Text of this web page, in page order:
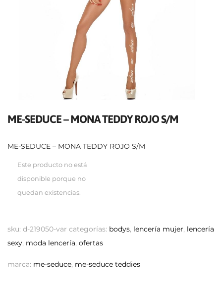
ME-SEDUCE – MONA TEDDY ROJO S/M
ME-SEDUCE – MONA TEDDY ROJO S/M
Este producto no está
disponible porque no
quedan existencias.
sku: d-219050-var categorías: bodys, lencería mujer, lencería
sexy, moda lencería, ofertas
marca: me-seduce, me-seduce teddies